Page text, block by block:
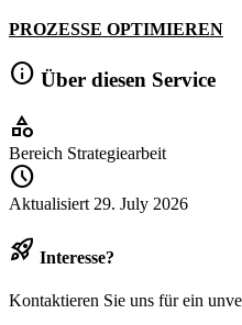
PROZESSE OPTIMIEREN
info Über diesen Service
category
Bereich Strategiearbeit
schedule
Aktualisiert 29. July 2026
rocket_launch Interesse?
Kontaktieren Sie uns für ein